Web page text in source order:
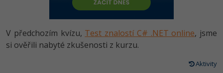
HTML5, CSS3, Bootstrap, SEO
SQL a databáze
PHP
JavaScript
Vývojář mobilních aplikací
Specialista na AI a bigdata
-80%
JavaScript -80%
V předchozím kvízu, Test znalostí C# .NET online, jsme
si ověřili nabyté zkušenosti z kurzu.
Aktivity